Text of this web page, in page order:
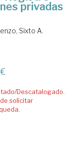
privadas
Sixto A.
Descatalogado.
solicitar